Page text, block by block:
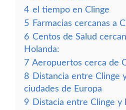
4 el tiempo en Clinge
5 Farmacias cercanas a
6 Centos de Salud
Holanda:
7 Aeropuertos cerca de
8 Distancia entre Clinge
ciudades de Europa
9 Distacia entre Clinge y